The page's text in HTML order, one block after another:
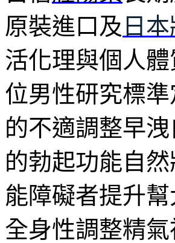
原裝進口及 日
活化理與個人體
位男性研究標
的不適調整早
的勃起功能自
能障礙者提升
全身性調整精